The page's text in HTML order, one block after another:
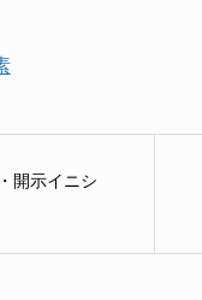
開示イニシ